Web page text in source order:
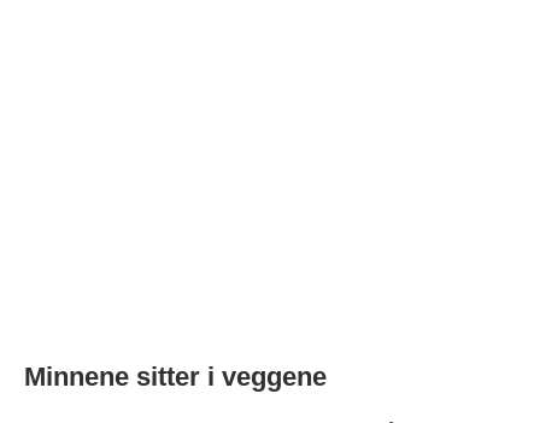
Minnene sitter i veggene